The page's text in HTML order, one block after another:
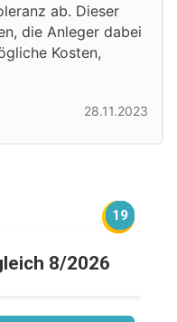
ab. Dieser
die Anleger dabei
Kosten,
28.11.2023